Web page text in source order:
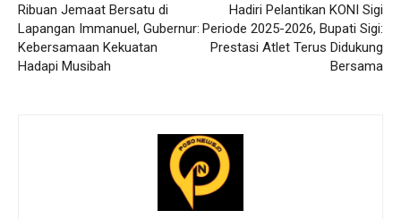
Ribuan Jemaat Bersatu di
Lapangan Immanuel, Gubernur:
Kebersamaan Kekuatan
Hadapi Musibah
Hadiri Pelantikan KONI Sigi
Periode 2025-2026, Bupati Sigi:
Prestasi Atlet Terus Didukung
Bersama